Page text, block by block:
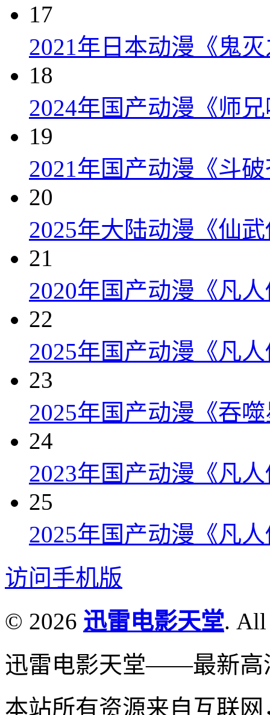
17
2021年日本动漫《鬼
18
2024年国产动漫《师
19
2021年国产动漫《斗
20
2025年大陆动漫《仙
21
2020年国产动漫《凡
22
2025年国产动漫《凡
23
2025年国产动漫《吞
24
2023年国产动漫《凡
25
2025年国产动漫《凡
访问手机版
© 2026 迅雷电影天堂. All
迅雷电影天堂——最新高
本站所有资源来自互联